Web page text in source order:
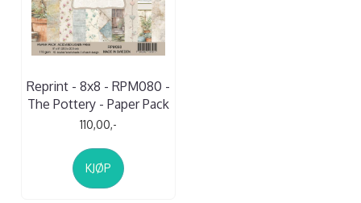
Reprint - 8x8 - RPM080 -
The Pottery - Paper Pack
110,00,-
KJØP